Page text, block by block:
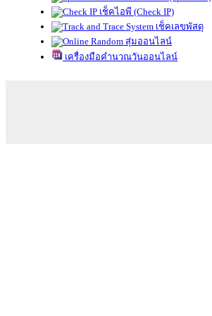
เช็คไอพี (Check IP)
เช็คเลขพัสดุ
สุ่มออนไลน์
เครื่องมือคำนวณวันออนไลน์